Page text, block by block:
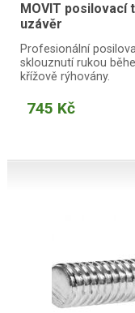
MOVIT posilovací
uzávěr
Profesionální
sklouznutí rukou
křížově rýhovány.
745 Kč